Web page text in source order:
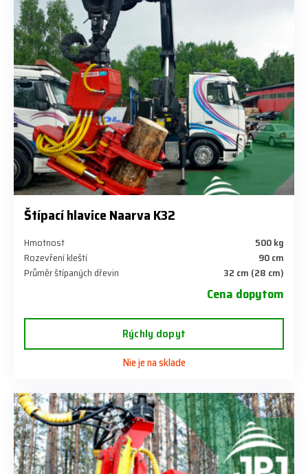
Štípací hlavice Naarva K32
Hmotnost
500 kg
Rozevření kleští
90 cm
Průměr štípaných dřevin
32 cm (28 cm)
Cena dopytom
Rýchly dopyt
Nie je na sklade